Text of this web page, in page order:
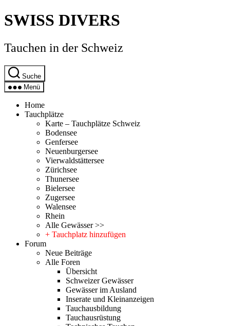
Direkt
zum
wechseln
SWISS DIVERS
Tauchen in der Schweiz
Suche
Menü
Home
Tauchplätze
Karte – Tauchplätze Schweiz
Bodensee
Genfersee
Neuenburgersee
Vierwaldstättersee
Zürichsee
Thunersee
Bielersee
Zugersee
Walensee
Rhein
Alle Gewässer >>
+ Tauchplatz hinzufügen
Forum
Neue Beiträge
Alle Foren
Übersicht
Schweizer Gewässer
Gewässer im Ausland
Inserate und Kleinanzeigen
Tauchausbildung
Tauchausrüstung